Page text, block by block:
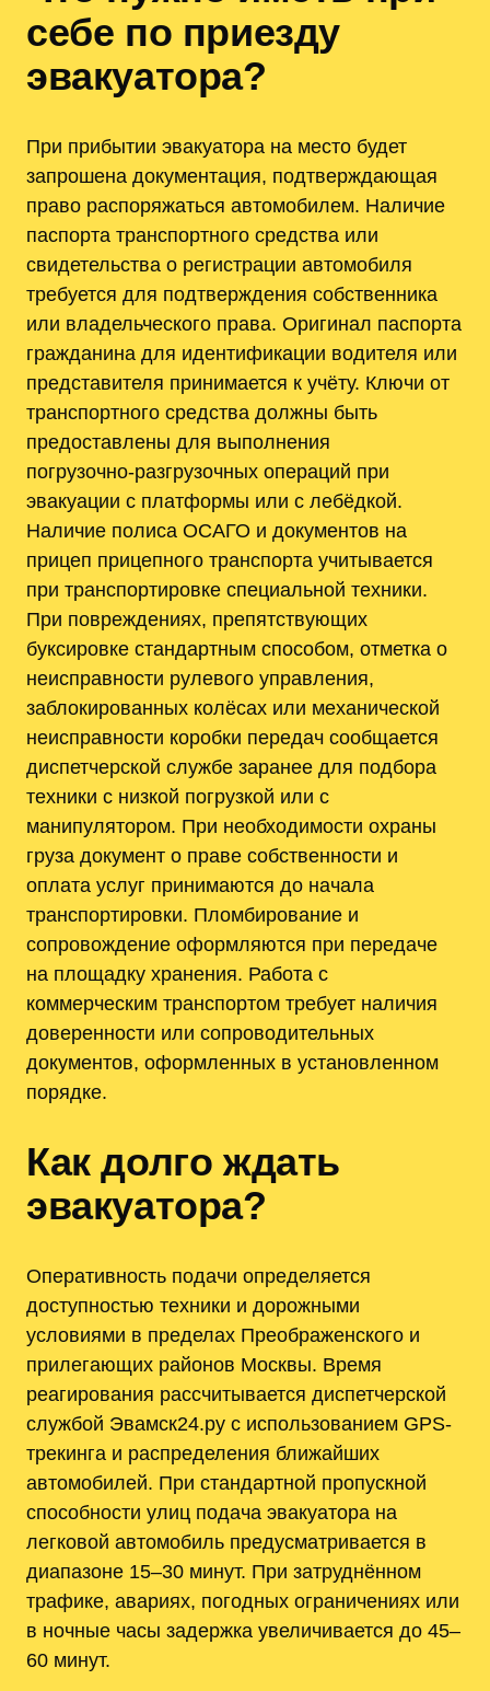
себе по приезду
эвакуатора?
При прибытии эвакуатора на место будет
запрошена документация, подтверждающая
право распоряжаться автомобилем. Наличие
паспорта транспортного средства или
свидетельства о регистрации автомобиля
требуется для подтверждения собственника
или владельческого права. Оригинал паспорта
гражданина для идентификации водителя или
представителя принимается к учёту. Ключи от
транспортного средства должны быть
предоставлены для выполнения
погрузочно‑разгрузочных операций при
эвакуации с платформы или с лебёдкой.
Наличие полиса ОСАГО и документов на
прицеп прицепного транспорта учитывается
при транспортировке специальной техники.
При повреждениях, препятствующих
буксировке стандартным способом, отметка о
неисправности рулевого управления,
заблокированных колёсах или механической
неисправности коробки передач сообщается
диспетчерской службе заранее для подбора
техники с низкой погрузкой или с
манипулятором. При необходимости охраны
груза документ о праве собственности и
оплата услуг принимаются до начала
транспортировки. Пломбирование и
сопровождение оформляются при передаче
на площадку хранения. Работа с
коммерческим транспортом требует наличия
доверенности или сопроводительных
документов, оформленных в установленном
порядке.
Как долго ждать
эвакуатора?
Оперативность подачи определяется
доступностью техники и дорожными
условиями в пределах Преображенского и
прилегающих районов Москвы. Время
реагирования рассчитывается диспетчерской
службой Эвамск24.ру с использованием GPS-
трекинга и распределения ближайших
автомобилей. При стандартной пропускной
способности улиц подача эвакуатора на
легковой автомобиль предусматривается в
диапазоне 15–30 минут. При затруднённом
трафике, авариях, погодных ограничениях или
в ночные часы задержка увеличивается до 45–
60 минут.